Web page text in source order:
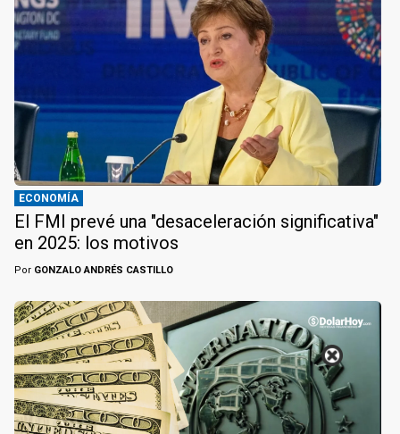
ECONOMÍA
El FMI prevé una "desaceleración significativa"
en 2025: los motivos
Por GONZALO ANDRÉS CASTILLO